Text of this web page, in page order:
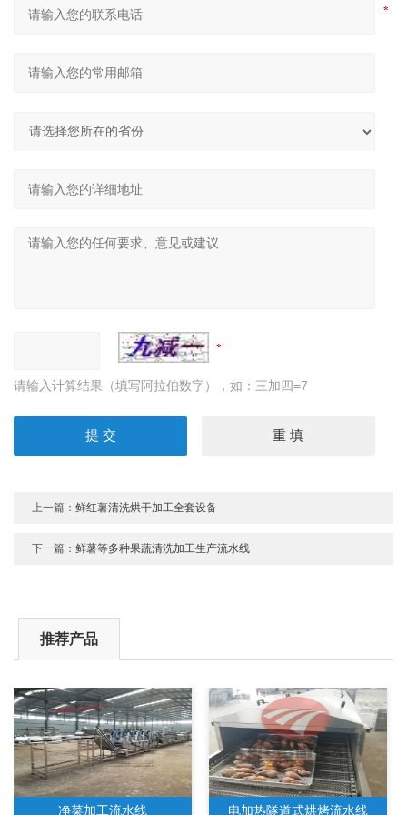
请输入计算结果（填写阿拉伯数字），如：三加四=7
上一篇：鲜红薯清洗烘干加工全套设备
下一篇：鲜薯等多种果蔬清洗加工生产流水线
推荐产品
净菜加工流水线 电加热隧道式烘烤流水线